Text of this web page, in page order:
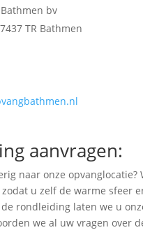
bv
TR Bathmen
.nl
aanvragen:
naar onze opvanglocatie?
u zelf de warme sfeer
rondleiding laten we u
we al uw vragen over